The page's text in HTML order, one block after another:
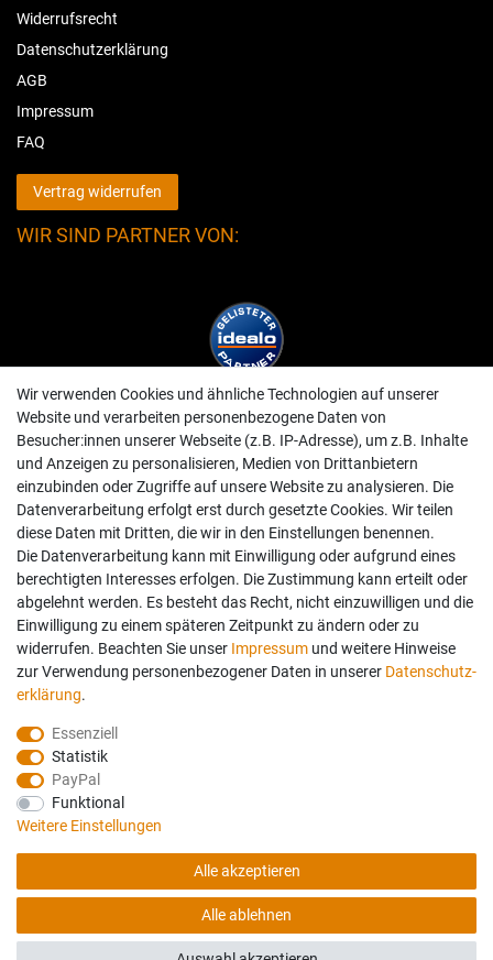
Widerrufsrecht
Datenschutzerklärung
AGB
Impressum
FAQ
Vertrag widerrufen
WIR SIND PARTNER VON:
Folgen Sie uns auch auf:
Wir verwenden Cookies und ähnliche Technologien auf unserer
Website und verarbeiten personenbezogene Daten von
Besucher:innen unserer Webseite (z.B. IP-Adresse), um z.B. Inhalte
und Anzeigen zu personalisieren, Medien von Drittanbietern
einzubinden oder Zugriffe auf unsere Website zu analysieren. Die
Datenverarbeitung erfolgt erst durch gesetzte Cookies. Wir teilen
diese Daten mit Dritten, die wir in den Einstellungen benennen.
Die Datenverarbeitung kann mit Einwilligung oder aufgrund eines
berechtigten Interesses erfolgen. Die Zustimmung kann erteilt oder
abgelehnt werden. Es besteht das Recht, nicht einzuwilligen und die
Einwilligung zu einem späteren Zeitpunkt zu ändern oder zu
widerrufen. Beachten Sie unser Impressum und weitere Hinweise
zur Verwendung personenbezogener Daten in unserer Daten­schutz­
erklärung.
Essenziell
Statistik
PayPal
Funktional
Weitere Einstellungen
Alle akzeptieren
Alle ablehnen